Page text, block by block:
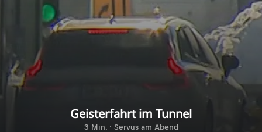
Geisterfahrt im Tunnel
3 Min. · Servus am Abend